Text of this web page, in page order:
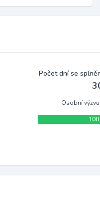
Počet dní se
Osobní